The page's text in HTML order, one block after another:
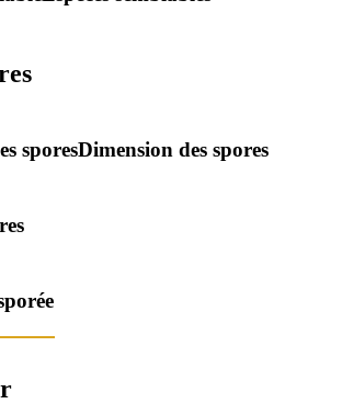
Dimension des spores